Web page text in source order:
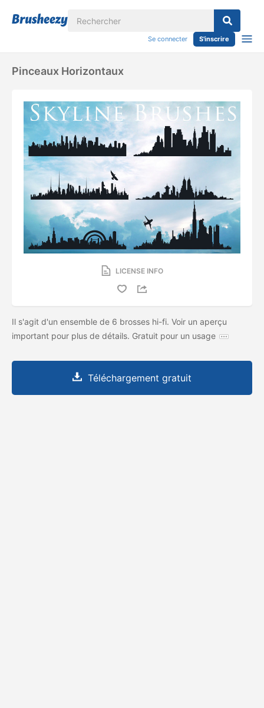
Se connecter S'inscrire
Pinceaux Horizontaux
LICENSE INFO
Il s'agit d'un ensemble de 6 brosses hi-fi. Voir un aperçu
important pour plus de détails. Gratuit pour un usage
Téléchargement gratuit